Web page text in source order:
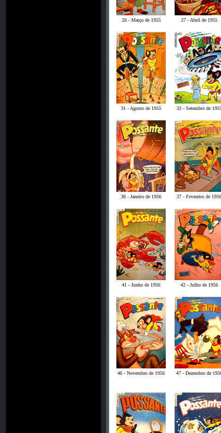
26 - Março de 1955 27 - Abril de 1955
31 - Agosto de 1955 32 - Setembro de
36 - Janeiro de 1956 37 - Fevereiro de 1956
41 - Junho de 1956 42 - Julho de 1956
46 - Novembro de 1956 47 - Dezembro de